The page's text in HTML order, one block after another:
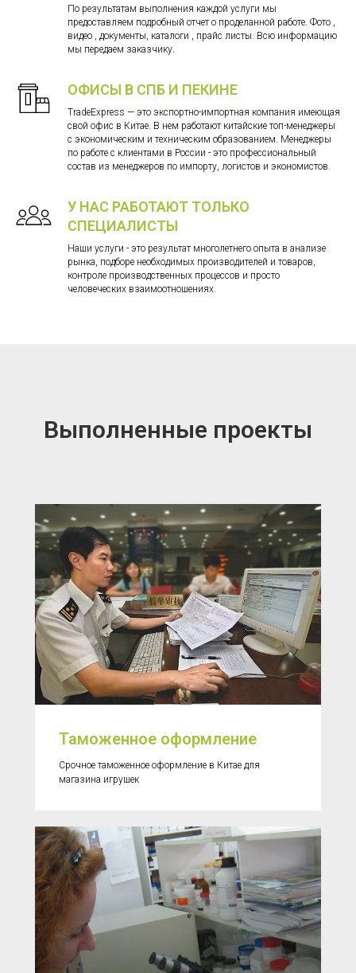
По результатам выполнения каждой услуги мы
предоставляем подробный отчет о проделанной работе. Фото ,
видео , документы, каталоги , прайс листы. Всю информацию
мы передаем заказчику.
ОФИСЫ В СПБ И ПЕКИНЕ
TradeExpress — это экспортно-импортная компания имеющая
свой офис в Китае. В нем работают китайские топ-менеджеры
с экономическим и техническим образованием. Менеджеры
по работе с клиентами в России - это профессиональный
состав из менеджеров по импорту, логистов и экономистов.
У НАС РАБОТАЮТ ТОЛЬКО
СПЕЦИАЛИСТЫ
Наши услуги - это результат многолетнего опыта в анализе
рынка, подборе необходимых производителей и товаров,
контроле производственных процессов и просто
человеческих взаимоотношениях.
Выполненные проекты
Таможенное оформление
Срочное таможенное оформление в Китае для
магазина игрушек